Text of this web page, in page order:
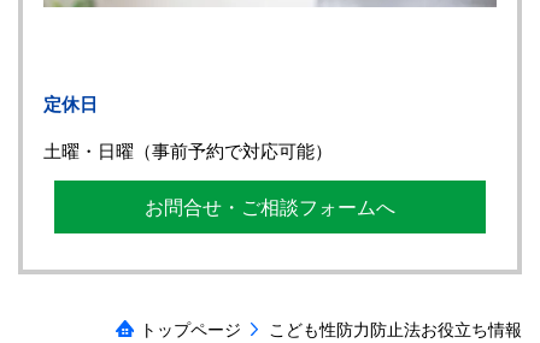
定休日
土曜・日曜（事前予約で対応可能）
お問合せ・ご相談フォームへ
トップページ こども性防力防止法お役立ち情報